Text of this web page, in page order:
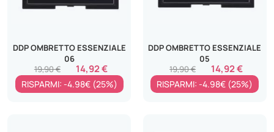
DDP OMBRETTO ESSENZIALE
06
14,92 €
19,90 €
RISPARMI: -4.98€ (25%)
DDP OMBRETTO ESSENZIALE
05
14,92 €
19,90 €
RISPARMI: -4.98€ (25%)